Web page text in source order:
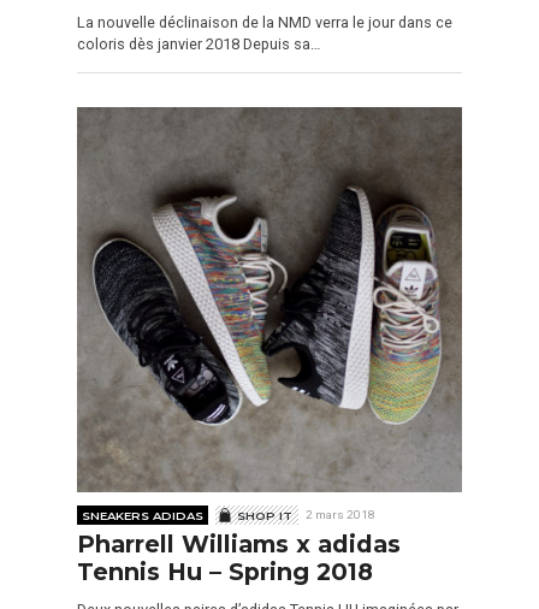
La nouvelle déclinaison de la NMD verra le jour dans ce
coloris dès janvier 2018 Depuis sa…
SNEAKERS ADIDAS SHOP IT 2 mars 2018
Pharrell Williams x adidas
Tennis Hu – Spring 2018